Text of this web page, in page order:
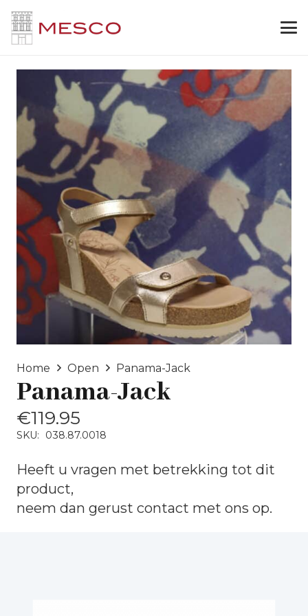
Home Open Panama-Jack
Panama-Jack
€119.95
SKU: 038.87.0018
Heeft u vragen met betrekking tot dit
product,
neem dan gerust contact met ons op.